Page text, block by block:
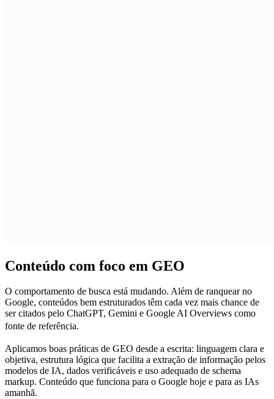
Conteúdo com foco em GEO
O comportamento de busca está mudando. Além de ranquear no
Google, conteúdos bem estruturados têm cada vez mais chance de
ser citados pelo ChatGPT, Gemini e Google AI Overviews como
fonte de referência.
Aplicamos boas práticas de GEO desde a escrita: linguagem clara e
objetiva, estrutura lógica que facilita a extração de informação pelos
modelos de IA, dados verificáveis e uso adequado de schema
markup. Conteúdo que funciona para o Google hoje e para as IAs
amanhã.